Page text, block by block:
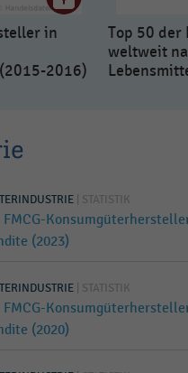
in
2016)
Top 50
weltweit
| STATISTIK
FMCG-
(2023)
| STATISTIK
FMCG-
(2020)